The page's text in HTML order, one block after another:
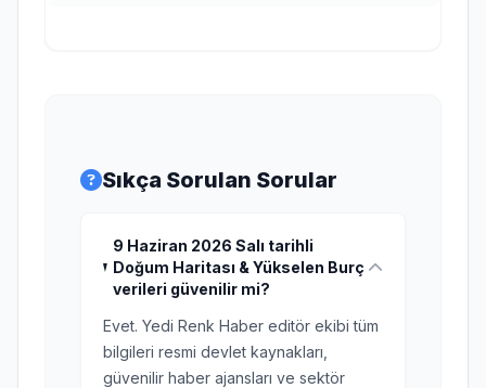
Sıkça Sorulan Sorular
9 Haziran 2026 Salı tarihli
Doğum Haritası & Yükselen Burç
verileri güvenilir mi?
Evet. Yedi Renk Haber editör ekibi tüm
bilgileri resmi devlet kaynakları,
güvenilir haber ajansları ve sektör